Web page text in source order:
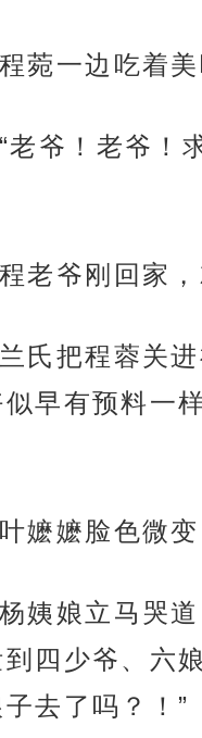
菀一边吃着美
爷！老爷！
老爷刚回家，
氏把程蓉关
早有预料一
嬷嬷脸色微变
姨娘立马哭
四少爷、六
去了吗？！”